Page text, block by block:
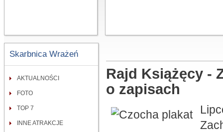
Skarbnica Wrażeń
AKTUALNOŚCI
FOTO
TOP 7
INNE ATRAKCJE
Rajd Książęcy -
o zapisach